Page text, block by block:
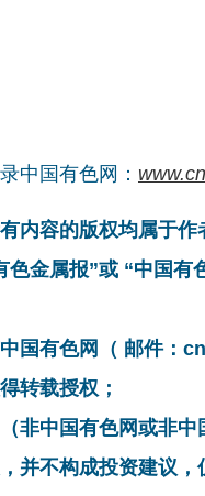
中国有色网：
内容的版权均属于作
色金属报”或 “中国
国有色网（ 邮件：
转载授权；
非中国有色网或非
并不构成投资建议，